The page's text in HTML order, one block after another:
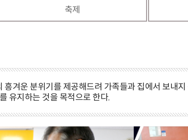
축제
겨운 분위기를 제공해드려 가족들과 집에서 보내
유지하는 것을 목적으로 한다.